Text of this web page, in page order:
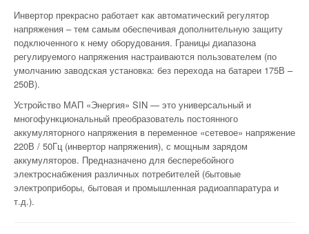
Инвертор прекрасно работает как автоматический регулятор
напряжения – тем самым обеспечивая дополнительную защиту
подключенного к нему оборудования. Границы диапазона
регулируемого напряжения настраиваются пользователем (по
умолчанию заводская установка: без перехода на батареи 175В –
250В).
Устройство МАП «Энергия» SIN — это универсальный и
многофункциональный преобразователь постоянного
аккумуляторного напряжения в переменное «сетевое» напряжение
220В / 50Гц (инвертор напряжения), с мощным зарядом
аккумуляторов. Предназначено для бесперебойного
электроснабжения различных потребителей (бытовые
электроприборы, бытовая и промышленная радиоаппаратура и
т.д.).